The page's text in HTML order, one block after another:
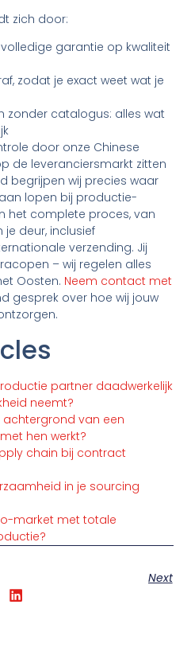
zich door:
garantie op kwaliteit
zodat je exact weet wat je
zonder catalogus: alles wat
door onze Chinese
de leveranciersmarkt zitten
begrijpen wij precies waar
lopen bij productie-
het complete proces, van
deur, inclusief
verzending. Jij
– wij regelen alles
Oosten. Neem contact met
gesprek over hoe wij jouw
partner daadwerkelijk
neemt?
achtergrond van een
hen werkt?
chain bij contract
in je sourcing
market met totale
Next